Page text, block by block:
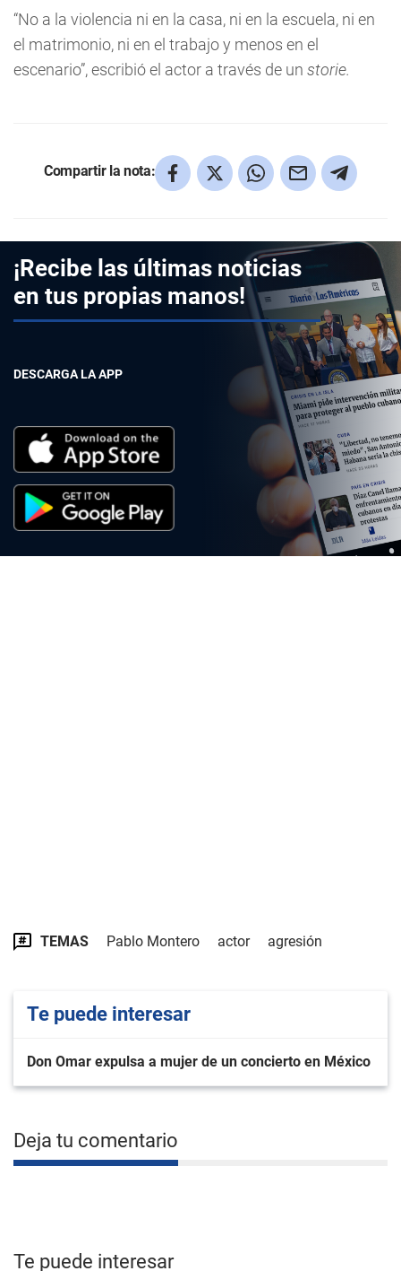
“No a la violencia ni en la casa, ni en la escuela, ni en
el matrimonio, ni en el trabajo y menos en el
escenario”, escribió el actor a través de un storie.
Compartir la nota:
¡Recibe las últimas noticias
en tus propias manos!
DESCARGA LA APP
TEMAS Pablo Montero actor agresión
Te puede interesar
Don Omar expulsa a mujer de un concierto en México
Deja tu comentario
Te puede interesar